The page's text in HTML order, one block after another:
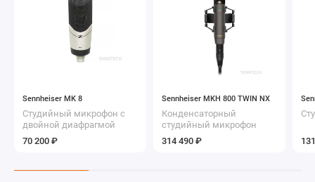
Sennheiser MK 8
Студийный микрофон с
двойной диафрагмой
70 200 ₽
Sennheiser MKH 800 TWIN NX
Конденсаторный
студийный микрофон
314 490 ₽